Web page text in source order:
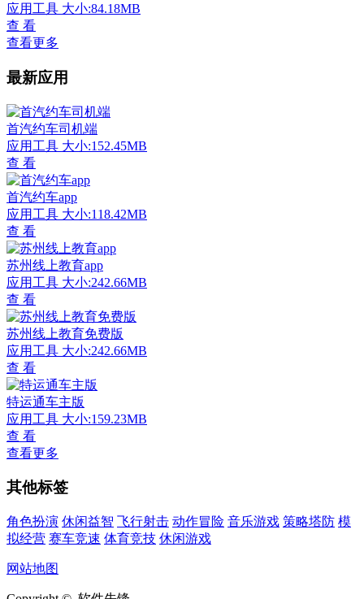
应用工具 大小:84.18MB
查 看
查看更多
最新应用
首汽约车司机端
应用工具 大小:152.45MB
查 看
首汽约车app
应用工具 大小:118.42MB
查 看
苏州线上教育app
应用工具 大小:242.66MB
查 看
苏州线上教育免费版
应用工具 大小:242.66MB
查 看
特运通车主版
应用工具 大小:159.23MB
查 看
查看更多
其他标签
角色扮演 休闲益智 飞行射击 动作冒险 音乐游戏 策略塔防 模
拟经营 赛车竞速 体育竞技 休闲游戏
网站地图